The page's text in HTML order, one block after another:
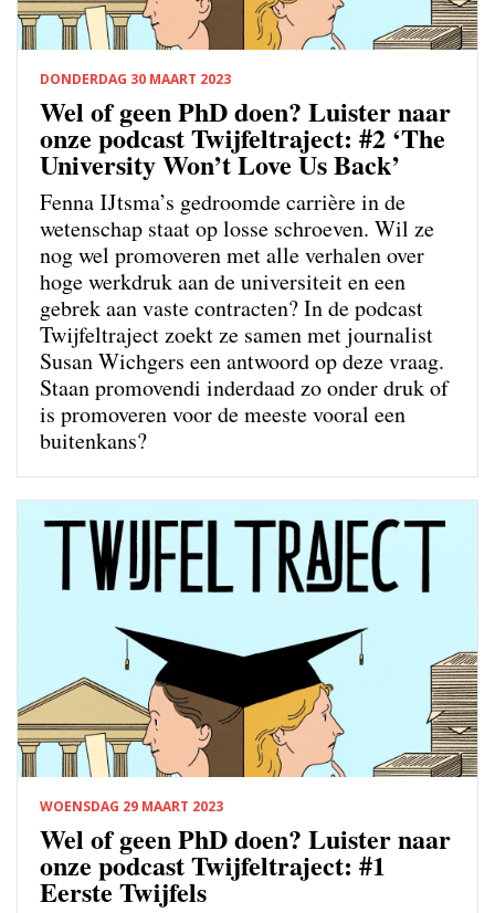
DONDERDAG 30 MAART 2023
Wel of geen PhD doen? Luister naar
onze podcast Twijfeltraject: #2 ‘The
University Won’t Love Us Back’
Fenna IJtsma’s gedroomde carrière in de
wetenschap staat op losse schroeven. Wil ze
nog wel promoveren met alle verhalen over
hoge werkdruk aan de universiteit en een
gebrek aan vaste contracten? In de podcast
Twijfeltraject zoekt ze samen met journalist
Susan Wichgers een antwoord op deze vraag.
Staan promovendi inderdaad zo onder druk of
is promoveren voor de meeste vooral een
buitenkans?
WOENSDAG 29 MAART 2023
Wel of geen PhD doen? Luister naar
onze podcast Twijfeltraject: #1
Eerste Twijfels